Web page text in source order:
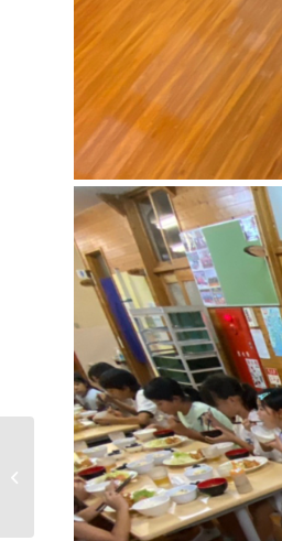
★林間学校③★宮崎校